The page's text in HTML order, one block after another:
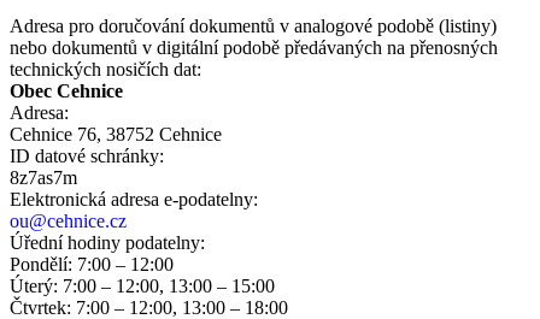
Adresa pro doručování dokumentů v analogové podobě (listiny)
nebo dokumentů v digitální podobě předávaných na přenosných
technických nosičích dat:
Obec Cehnice
Adresa:
Cehnice 76, 38752 Cehnice
ID datové schránky:
8z7as7m
Elektronická adresa e‑podatelny:
ou@cehnice.cz
Úřední hodiny podatelny:
Pondělí: 7:00 – 12:00
Úterý: 7:00 – 12:00, 13:00 – 15:00
Čtvrtek: 7:00 – 12:00, 13:00 – 18:00